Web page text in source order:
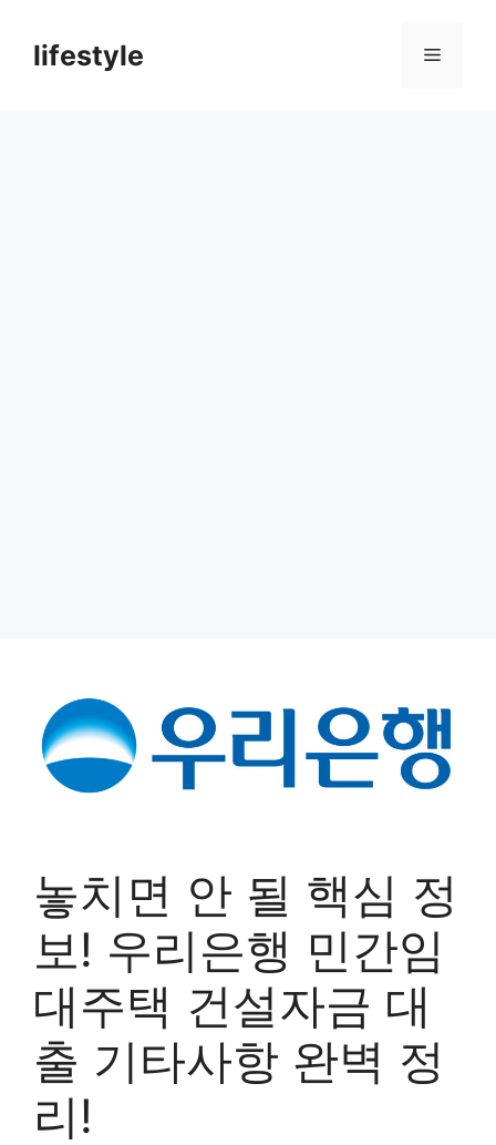
lifestyle 메
놓치면 안 될 핵심 정
보! 우리은행 민간임
대주택 건설자금 대
출 기타사항 완벽 정
리!